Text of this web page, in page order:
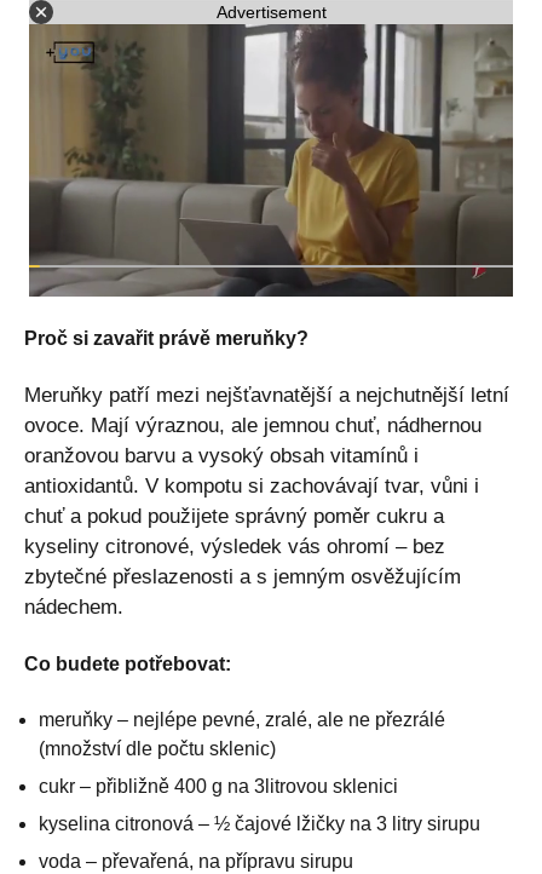
Advertisement
Proč si zavařit právě meruňky?
Meruňky patří mezi nejšťavnatější a nejchutnější letní
ovoce. Mají výraznou, ale jemnou chuť, nádhernou
oranžovou barvu a vysoký obsah vitamínů i
antioxidantů. V kompotu si zachovávají tvar, vůni i
chuť a pokud použijete správný poměr cukru a
kyseliny citronové, výsledek vás ohromí – bez
zbytečné přeslazenosti a s jemným osvěžujícím
nádechem.
Co budete potřebovat:
meruňky – nejlépe pevné, zralé, ale ne přezrálé
(množství dle počtu sklenic)
cukr – přibližně 400 g na 3litrovou sklenici
kyselina citronová – ½ čajové lžičky na 3 litry sirupu
voda – převařená, na přípravu sirupu